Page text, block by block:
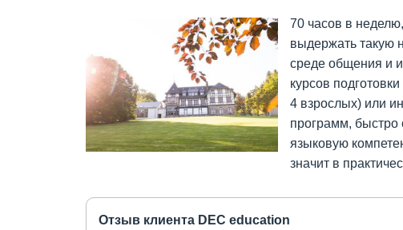
70 часов в
выдержать такую
среде общения и
курсов
4 взрослых) или
программ, быстро
языковую
значит в
Отзыв клиента DEC education